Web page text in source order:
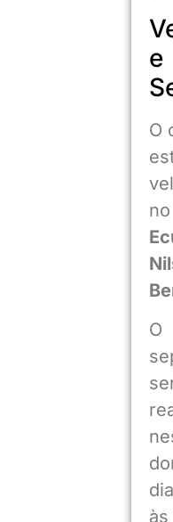
e
O
no
O
dia
às